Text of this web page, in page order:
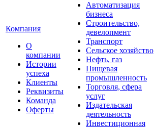
Компания
О
компании
Истории
успеха
Клиенты
Реквизиты
Команда
Оферты
Автоматизация
бизнеса
Строительство,
девелопмент
Транспорт
Сельское хозяйство
Нефть, газ
Пищевая
промышленность
Торговля, сфера
услуг
Издательская
деятельность
Инвестиционная